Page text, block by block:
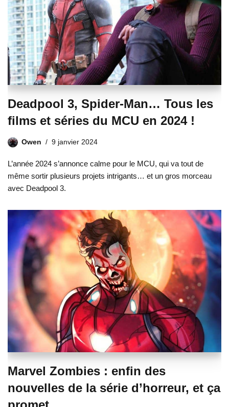
Deadpool 3, Spider-Man… Tous les
films et séries du MCU en 2024 !
Owen 9 janvier 2024
L’année 2024 s’annonce calme pour le MCU, qui va tout de
même sortir plusieurs projets intrigants… et un gros morceau
avec Deadpool 3.
Marvel Zombies : enfin des
nouvelles de la série d’horreur, et ça